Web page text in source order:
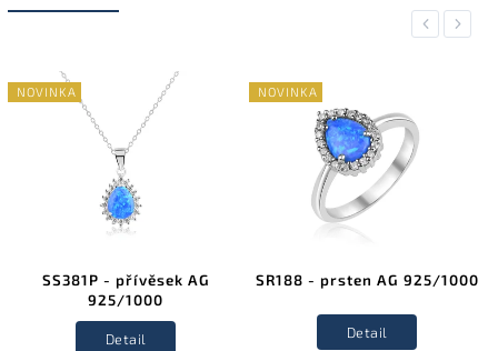
Previous
NOVINKA
SS381P - přívěsek AG
925/1000
Detail
NOVINKA
SR188 - prsten AG 925/1000
Detail
Next